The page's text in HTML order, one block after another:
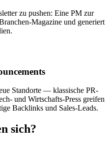
zu pushen: Eine PM zur
Magazine und generiert
Standorte — klassische PR-
und Wirtschafts-Press greifen
Backlinks und Sales-Leads.
sich?